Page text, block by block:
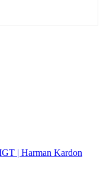
| Harman Kardon